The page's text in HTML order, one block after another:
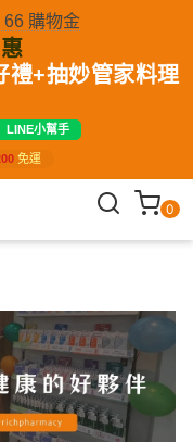
66 購物金
禮+抽妙管家料理
LINE小幫手
免運
0